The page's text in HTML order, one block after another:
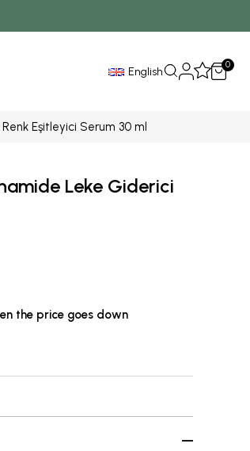
English 0
Eşitleyici Serum 30 ml
Leke Giderici
the price goes down